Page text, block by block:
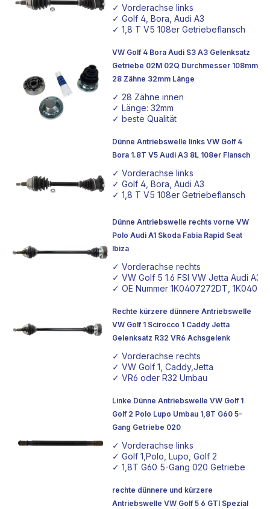
✓ Vorderachse links
✓ Golf 4, Bora, Audi A3
✓ 1,8 T V5 108er Getriebeflansch
VW Golf 4 Bora Audi S3 A3 Gelenksatz
Getriebe 02M 02Q Durchmesser 108mm
28 Zähne 32mm Länge
✓ 28 Zähne innen
✓ Länge: 32mm
✓ beste Qualität
Dünne Antriebswelle links VW Golf 4
Bora 1.8T V5 Audi A3 8L 108er Flansch
✓ Vorderachse links
✓ Golf 4, Bora, Audi A3
✓ 1,8 T V5 108er Getriebeflansch
Dünne Antriebswelle rechts vorne VW
Polo Audi A1 Skoda Fabia Rapid Seat
Ibiza
✓ Vorderachse rechts
✓ VW Golf 5 1.6 FSI VW Jetta Audi A3
✓ OE Nummer 1K0407272DT,
Rechte kürzere dünnere Antriebswelle
VW Golf 1 Scirocco 1 Caddy Jetta
Gelenksatz R32 VR6 Achsgelenk
✓ Vorderachse rechts
✓ VW Golf 1, Caddy,Jetta
✓ VR6 oder R32 Umbau
Linke Dünne Antriebswelle VW Golf 1
Golf 2 Polo Lupo Umbau 1,8T G60 5-
Gang Getriebe 020
✓ Vorderachse links
✓ Golf 1,Polo, Lupo, Golf 2
✓ 1,8T G60 5-Gang 020 Getriebe
rechte dünnere und kürzere
Antriebswelle VW Golf 5 6 GTI Spezial